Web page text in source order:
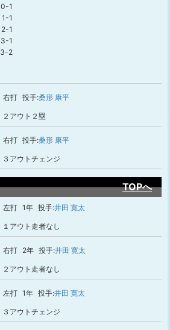
0-1
1-1
2-1
3-1
3-2
右打 投手:桑形 康平
２アウト２塁
右打 投手:桑形 康平
３アウトチェンジ
TOPへ
左打 1年 投手:井田 寛太
１アウト走者なし
右打 2年 投手:井田 寛太
２アウト走者なし
左打 1年 投手:井田 寛太
３アウトチェンジ